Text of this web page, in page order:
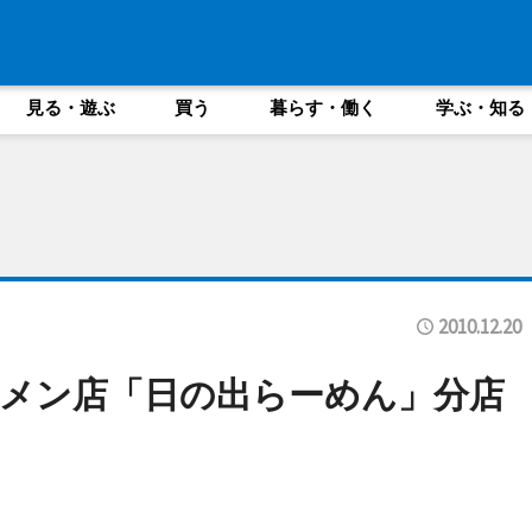
見る・遊ぶ 買う 暮らす・働く 学ぶ・知る
2010.12.20
ン店「日の出らーめん」分店